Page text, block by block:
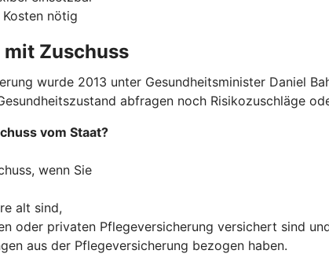
nötig
Zuschuss
wurde 2013 unter Gesundheitsminister Daniel
abfragen noch Risikozuschläge
vom Staat?
wenn Sie
alt sind,
oder privaten Pflegeversicherung versichert sind
aus der Pflegeversicherung bezogen haben.